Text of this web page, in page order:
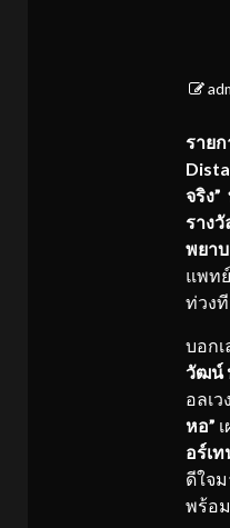
ราย
จริง”
ราง
พยา
แพท
ท่วงที
บอก
วัฒน์
อลเ
หอ”
อร์เ
ดีใจ
พร้อ